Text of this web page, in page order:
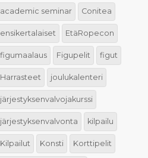
academic seminar Conitea
ensikertalaiset EtäRopecon
figumaalaus Figupelit figut
Harrasteet joulukalenteri
järjestyksenvalvojakurssi
järjestyksenvalvonta kilpailu
Kilpailut Konsti Korttipelit